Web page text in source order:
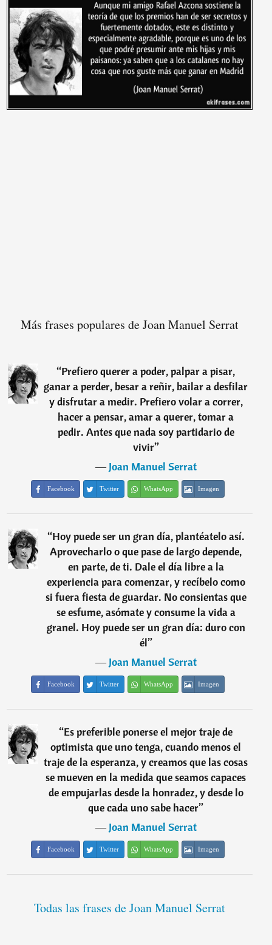
Más frases populares de Joan Manuel Serrat
“Prefiero querer a poder, palpar a pisar,
ganar a perder, besar a reñir, bailar a desfilar
y disfrutar a medir. Prefiero volar a correr,
hacer a pensar, amar a querer, tomar a
pedir. Antes que nada soy partidario de
vivir”
―Joan Manuel Serrat
Facebook Twitter WhatsApp Imagen
“Hoy puede ser un gran día, plantéatelo así.
Aprovecharlo o que pase de largo depende,
en parte, de ti. Dale el día libre a la
experiencia para comenzar, y recíbelo como
si fuera fiesta de guardar. No consientas que
se esfume, asómate y consume la vida a
granel. Hoy puede ser un gran día: duro con
él”
―Joan Manuel Serrat
Facebook Twitter WhatsApp Imagen
“Es preferible ponerse el mejor traje de
optimista que uno tenga, cuando menos el
traje de la esperanza, y creamos que las cosas
se mueven en la medida que seamos capaces
de empujarlas desde la honradez, y desde lo
que cada uno sabe hacer”
―Joan Manuel Serrat
Facebook Twitter WhatsApp Imagen
Todas las frases de Joan Manuel Serrat